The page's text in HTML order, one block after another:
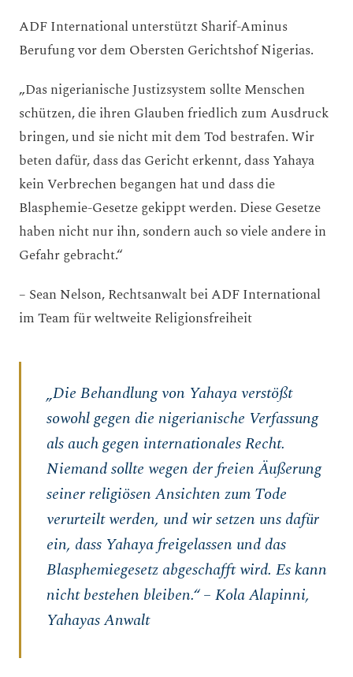
ADF International unterstützt Sharif-Aminus
Berufung vor dem Obersten Gerichtshof Nigerias.
„Das nigerianische Justizsystem sollte Menschen
schützen, die ihren Glauben friedlich zum Ausdruck
bringen, und sie nicht mit dem Tod bestrafen. Wir
beten dafür, dass das Gericht erkennt, dass Yahaya
kein Verbrechen begangen hat und dass die
Blasphemie-Gesetze gekippt werden. Diese Gesetze
haben nicht nur ihn, sondern auch so viele andere in
Gefahr gebracht.“
– Sean Nelson, Rechtsanwalt bei ADF International
im Team für weltweite Religionsfreiheit
„Die Behandlung von Yahaya verstößt
sowohl gegen die nigerianische Verfassung
als auch gegen internationales Recht.
Niemand sollte wegen der freien Äußerung
seiner religiösen Ansichten zum Tode
verurteilt werden, und wir setzen uns dafür
ein, dass Yahaya freigelassen und das
Blasphemiegesetz abgeschafft wird. Es kann
nicht bestehen bleiben.“ – Kola Alapinni,
Yahayas Anwalt